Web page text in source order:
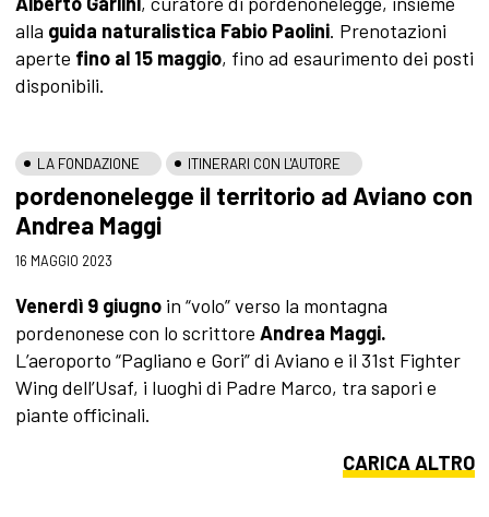
alla guida naturalistica Fabio Paolini. Prenotazioni
aperte fino al 15 maggio, fino ad esaurimento dei posti
disponibili.
LA FONDAZIONE ITINERARI CON L'AUTORE
pordenonelegge il territorio ad Aviano con
Andrea Maggi
16 MAGGIO 2023
Venerdì 9 giugno in “volo” verso la montagna
pordenonese con lo scrittore Andrea Maggi.
L’aeroporto “Pagliano e Gori” di Aviano e il 31st Fighter
Wing dell’Usaf, i luoghi di Padre Marco, tra sapori e
piante officinali.
CARICA ALTRO